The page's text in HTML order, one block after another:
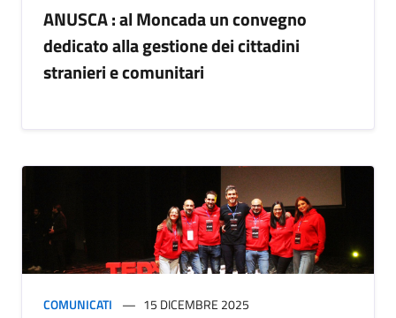
ANUSCA : al Moncada un convegno
dedicato alla gestione dei cittadini
stranieri e comunitari
COMUNICATI 15 DICEMBRE 2025